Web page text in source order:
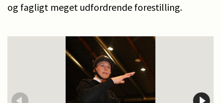
og fagligt meget udfordrende forestilling.